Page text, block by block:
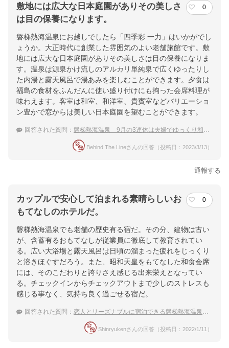
敷地には広大な日本庭園がありその美しさ
は目の保養になります。
0
磐梯熱海温泉にお越しでしたら「四季彩 一力」はいかがでし
ょうか。大正時代に創業した雰囲気のよい老舗旅館です。敷
地には広大な日本庭園がありその美しさは目の保養になりま
す。温泉は源泉かけ流しのアルカリ単純泉で広くゆったりし
た内湯と露天風呂で湯あみを楽しむことができます。夕食は
福島の食材をふんだんに使い盛り付けにも拘った会席料理が
味わえます。客室は和室、和洋室、貴賓室などバリエーショ
ン豊かで窓からは美しい日本庭園を望むことができます。
回答された質問： 磐梯熱海温泉 9月の3連休は夫婦でゆっくり和風旅館と上質な温泉を楽しみたい！
Behind The Lineさんの回答（投稿日：2023/3/13）
通報する
カップルで安心して泊まれる素晴らしいお
もてなしのホテルだ。
0
磐梯熱海温泉でも老舗の歴史有る宿だ。その分、建物は古い
が、含蓄有るおもてなしが従業員に徹底して教育されてい
る。広い大浴場と露天風呂は日頃の溜まった疲れをじっくり
と溶きほぐすだろう。また、昭和天皇をもてなした和食会席
には、そのこだわりと誇りさえ感じる出来栄えとなってい
る。チェックインからチェックアウトまで少しのストレスも
感じる事なく、気持ち良く過ごせる宿だ。
回答された質問： 恋人とリーズナブルに宿泊できる磐梯熱海温泉の宿
Shinryukenさんの回答（投稿日：2022/1/11）